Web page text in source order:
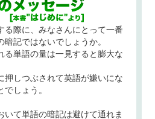
際に、みなさんにとって一番
記ではないでしょうか。
単語の量は一見すると膨大な
押しつぶされて英語が嫌いにな
しょう。
て単語の暗記は避けて通れま